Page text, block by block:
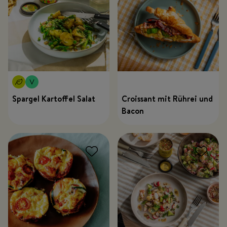
Spargel Kartoffel Salat
Croissant mit Rührei und
Bacon